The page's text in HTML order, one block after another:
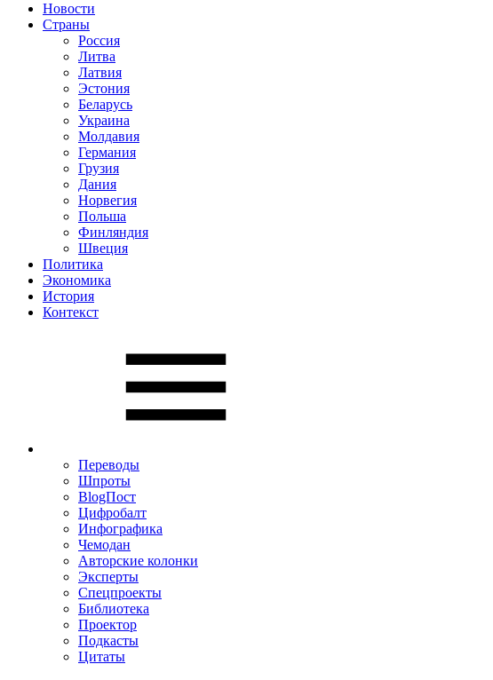
Новости
Страны
Россия
Литва
Латвия
Эстония
Беларусь
Украина
Молдавия
Германия
Грузия
Дания
Норвегия
Польша
Финляндия
Швеция
Политика
Экономика
История
Контекст
Переводы
Шпроты
BlogПост
Цифробалт
Инфографика
Чемодан
Авторские колонки
Эксперты
Спецпроекты
Библиотека
Проектор
Подкасты
Цитаты